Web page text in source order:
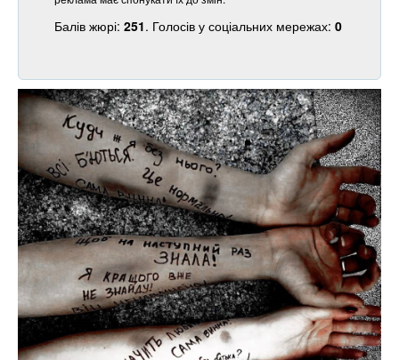
Балів жюрі: 251. Голосів у соціальних мережах: 0